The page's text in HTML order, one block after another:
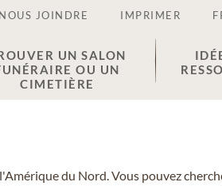
NOUS JOINDRE IMPRIMER
UN SALON
OU UN
CIMETIÈRE
du Nord. Vous pouvez